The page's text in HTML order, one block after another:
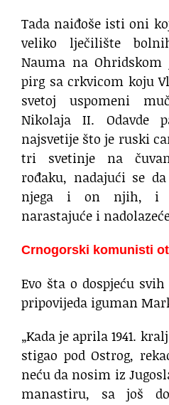
Tada naiđoše isti oni
veliko lječilište
Nauma na Ohridskom
pirg sa crkvicom koju
svetoj uspomeni
Nikolaja II. Odavde
najsvetije što je ruski
tri svetinje na
rođaku, nadajući se
njega i on njih, i
narastajuće i
Crnogorski komunisti
Evo šta o dospjeću
pripovijeda iguman
„Kada je aprila 1941.
stigao pod Ostrog,
neću da nosim iz
manastiru, sa još